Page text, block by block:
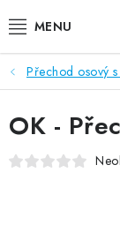
VENTILÁTORY
REKUPERACE
Přechod osový s
OK -